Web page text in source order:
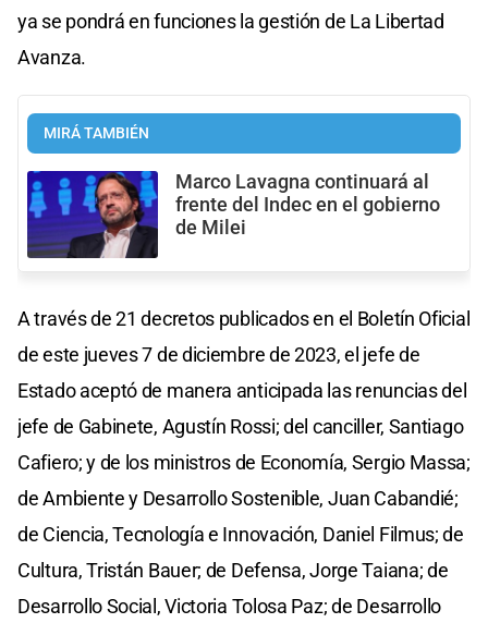
ya se pondrá en funciones la gestión de La Libertad
Avanza.
MIRÁ TAMBIÉN
Marco Lavagna continuará al
frente del Indec en el gobierno
de Milei
A través de 21 decretos publicados en el Boletín Oficial
de este jueves 7 de diciembre de 2023, el jefe de
Estado aceptó de manera anticipada las renuncias del
jefe de Gabinete, Agustín Rossi; del canciller, Santiago
Cafiero; y de los ministros de Economía, Sergio Massa;
de Ambiente y Desarrollo Sostenible, Juan Cabandié;
de Ciencia, Tecnología e Innovación, Daniel Filmus; de
Cultura, Tristán Bauer; de Defensa, Jorge Taiana; de
Desarrollo Social, Victoria Tolosa Paz; de Desarrollo